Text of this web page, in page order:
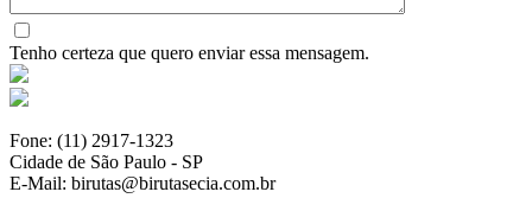
Tenho certeza que quero enviar essa mensagem.
Fone: (11) 2917-1323
Cidade de São Paulo - SP
E-Mail: birutas@birutasecia.com.br